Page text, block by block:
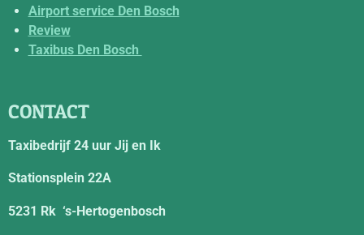
Airport service Den Bosch
Review
Taxibus Den Bosch
CONTACT
Taxibedrijf 24 uur Jij en Ik
Stationsplein 22A
5231 Rk ‘s-Hertogenbosch